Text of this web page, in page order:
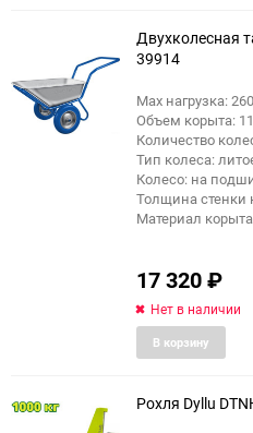
Двухколесная
39914
Max нагрузка:
Объем корыта:
Количество
Тип колеса:
Колесо: на
Толщина стенки
Материал
17 320₽
Нет в наличии
В корзину
Рохля Dyllu